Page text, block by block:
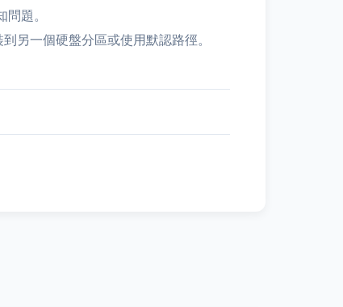
題。
另一個硬盤分區或使用默認路徑。